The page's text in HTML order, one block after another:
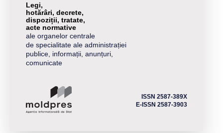
Legi,
hotărâri, decrete,
dispoziții, tratate,
acte normative
ale organelor centrale
de specialitate ale administrației
publice, informații, anunțuri,
comunicate
ISSN 2587-389X
E-ISSN 2587-3903